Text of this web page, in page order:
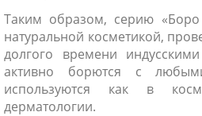
Таким образом, серию
натуральной косметикой,
долгого времени
активно борются с
используются как в
дерматологии.